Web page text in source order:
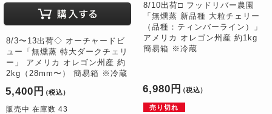
8/3〜13出荷◇ オーチャードビ
ュー「無燻蒸 特大ダークチェリ
ー」 アメリカ オレゴン州産 約
2kg（28mm〜） 簡易箱 ※冷蔵
5,400円 （税込）
販売中 在庫数 43
8/10出荷□ フッドリバー農園
「無燻蒸 新品種 大粒チェリー
（品種：ティンバーライン）」
アメリカ オレゴン州産 約1kg
簡易箱 ※冷蔵
6,980円 （税込）
売り切れ